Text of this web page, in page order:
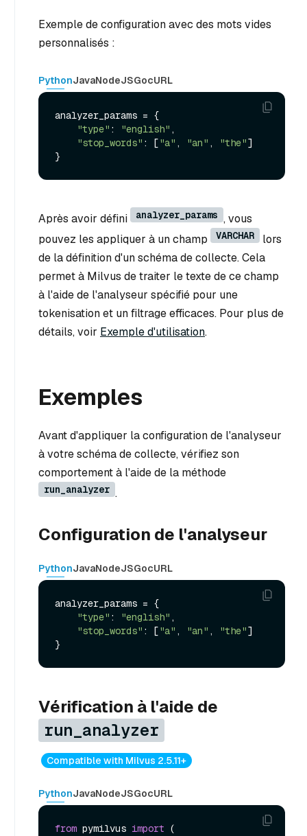
Exemple de configuration avec des mots vides
personnalisés :
PythonJavaNodeJSGocURL
analyzer_params = {
"type" : "english" ,
"stop_words" : ["a" , "an" , "the"]
Après avoir défini analyzer_params , vous
pouvez les appliquer à un champ
VARCHAR
lors
de la définition d'un schéma de collecte. Cela
permet à Milvus de traiter le texte de ce champ
à l'aide de l'analyseur spécifié pour une
tokenisation et un filtrage efficaces. Pour plus de
détails, voir Exemple d'utilisation.
Exemples
Avant d'appliquer la configuration de l'analyseur
à votre schéma de collecte, vérifiez son
comportement à l'aide de la méthode
run_analyzer .
Configuration de l'analyseur
PythonJavaNodeJSGocURL
analyzer_params = {
"type" : "english" ,
"stop_words" : ["a" , "an" , "the"]
Vérification à l'aide de
run_analyzer
Compatible with Milvus 2.5.11+
PythonJavaNodeJSGocURL
from pymilvus import (